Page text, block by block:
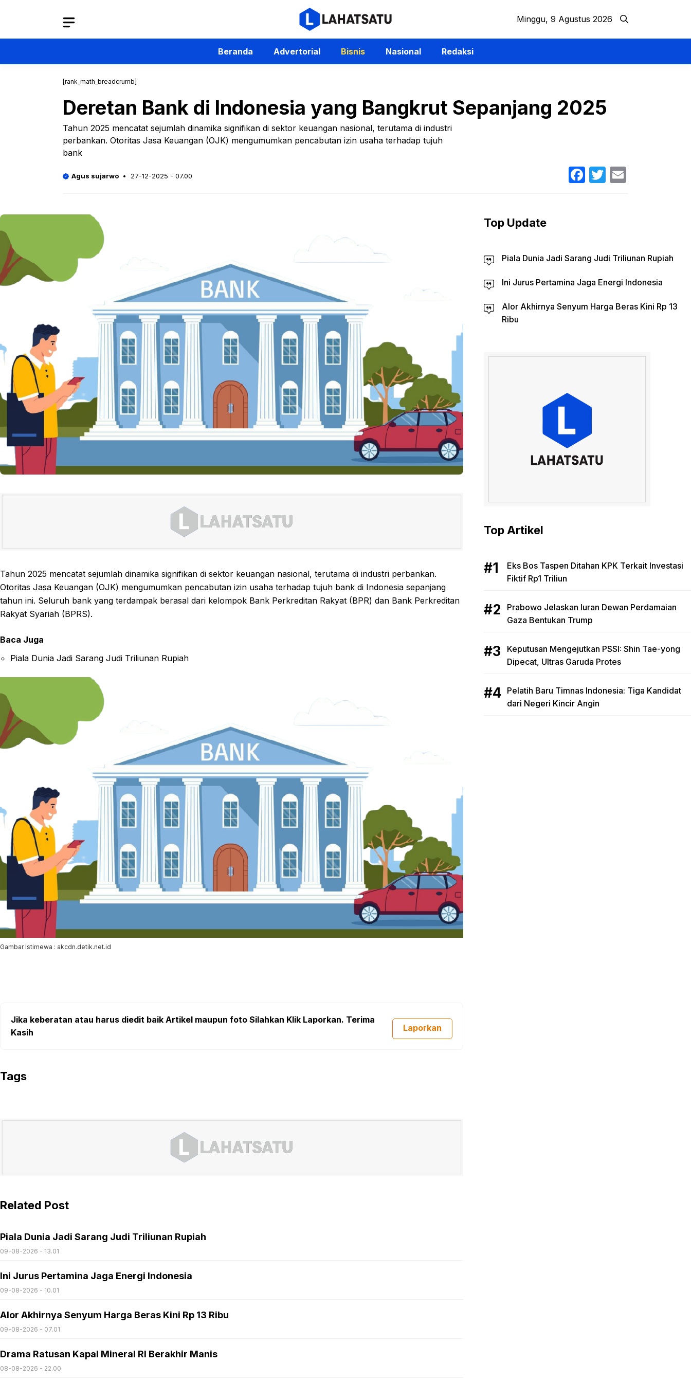
Minggu, 9 Agustus 2026
Beranda Advertorial Bisnis Nasional Redaksi
[rank_math_breadcrumb]
Deretan Bank di Indonesia yang Bangkrut Sepanjang 2025
Tahun 2025 mencatat sejumlah dinamika signifikan di sektor keuangan nasional, terutama di industri
perbankan. Otoritas Jasa Keuangan (OJK) mengumumkan pencabutan izin usaha terhadap tujuh
bank
Agus sujarwo 27-12-2025 - 07.00 Facebook
Twitter
Tahun 2025 mencatat sejumlah dinamika signifikan di sektor keuangan nasional, terutama di industri perbankan.
Otoritas Jasa Keuangan (OJK) mengumumkan pencabutan izin usaha terhadap tujuh bank di Indonesia sepanjang
tahun ini. Seluruh bank yang terdampak berasal dari kelompok Bank Perkreditan Rakyat (BPR) dan Bank Perkreditan
Rakyat Syariah (BPRS).
Baca Juga
Piala Dunia Jadi Sarang Judi Triliunan Rupiah
Gambar Istimewa : akcdn.detik.net.id
Jika keberatan atau harus diedit baik Artikel maupun foto Silahkan Klik Laporkan. Terima
Kasih
Laporkan
Tags
Related Post
Piala Dunia Jadi Sarang Judi Triliunan Rupiah
09-08-2026 - 13.01
Ini Jurus Pertamina Jaga Energi Indonesia
09-08-2026 - 10.01
Alor Akhirnya Senyum Harga Beras Kini Rp 13 Ribu
09-08-2026 - 07.01
Drama Ratusan Kapal Mineral RI Berakhir Manis
08-08-2026 - 22.00
Top Update
Piala Dunia Jadi Sarang Judi Triliunan Rupiah
Ini Jurus Pertamina Jaga Energi Indonesia
Alor Akhirnya Senyum Harga Beras Kini Rp 13
Ribu
Top Artikel
Eks Bos Taspen Ditahan KPK Terkait Investasi
Fiktif Rp1 Triliun
Prabowo Jelaskan Iuran Dewan Perdamaian
Gaza Bentukan Trump
Keputusan Mengejutkan PSSI: Shin Tae-yong
Dipecat, Ultras Garuda Protes
Pelatih Baru Timnas Indonesia: Tiga Kandidat
dari Negeri Kincir Angin